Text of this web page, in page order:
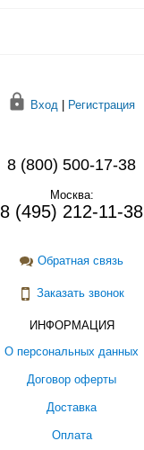
Вход | Регистрация
8 (800) 500-17-38
Москва:
8 (495) 212-11-38
Обратная связь
Заказать звонок
ИНФОРМАЦИЯ
О персональных данных
Договор оферты
Доставка
Оплата